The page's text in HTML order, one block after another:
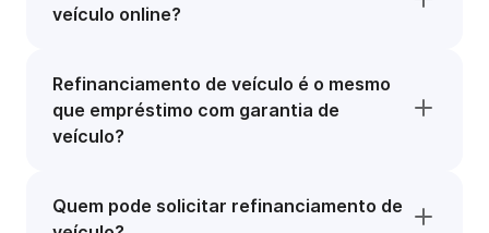
veículo online?
Refinanciamento de veículo é o mesmo
que empréstimo com garantia de
veículo?
Quem pode solicitar refinanciamento de